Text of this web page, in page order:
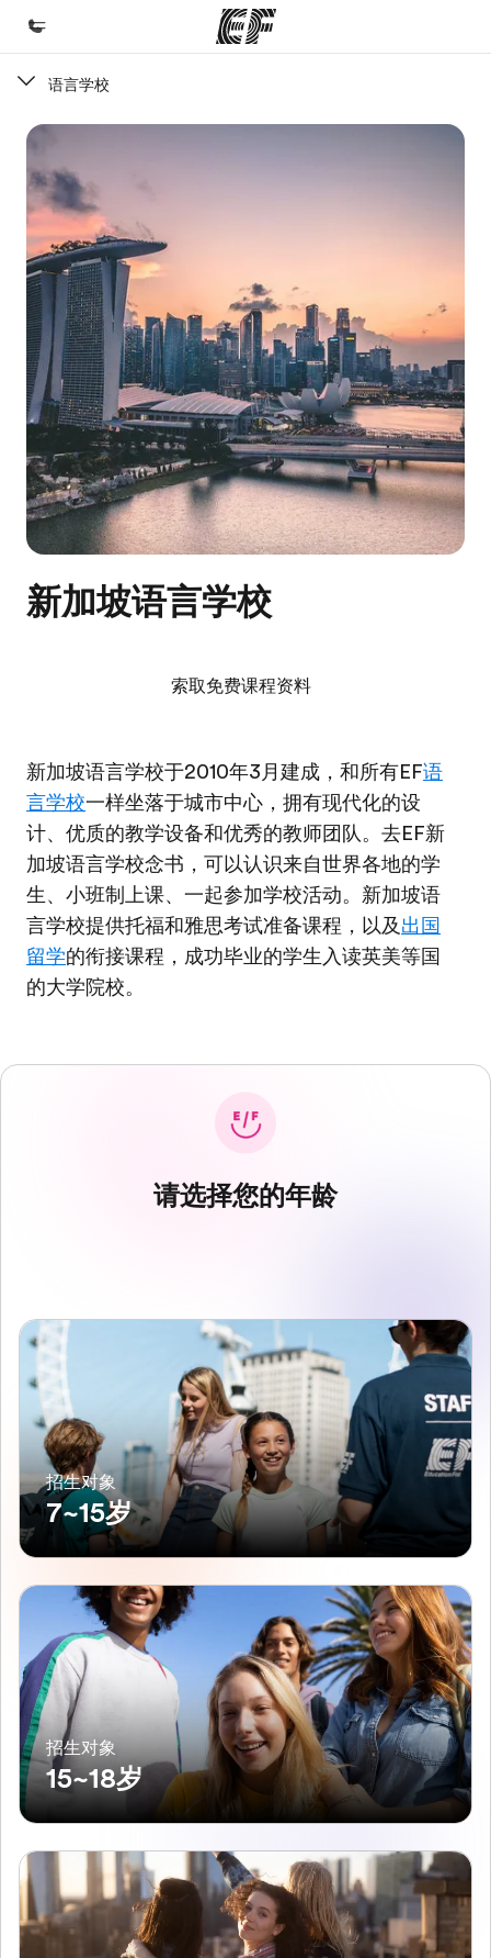
欢迎来到英孚教育
课程
查看所有英孚提供的课程
办公室
查找您附近的办公室
关于我们
企业文化
职业发展
加入我们
语言学校
新加坡语言学校
新加坡语言学校于2010年3月建成，和所有EF语
言学校一样坐落于城市中心，拥有现代化的设
计、优质的教学设备和优秀的教师团队。去EF新
加坡语言学校念书，可以认识来自世界各地的学
生、小班制上课、一起参加学校活动。新加坡语
言学校提供托福和雅思考试准备课程，以及 出国
留学的衔接课程，成功毕业的学生入读英美等国
的大学院校。
索取免费课程资料
请选择您的年龄
招生对象
7~15岁
招生对象
15~18岁